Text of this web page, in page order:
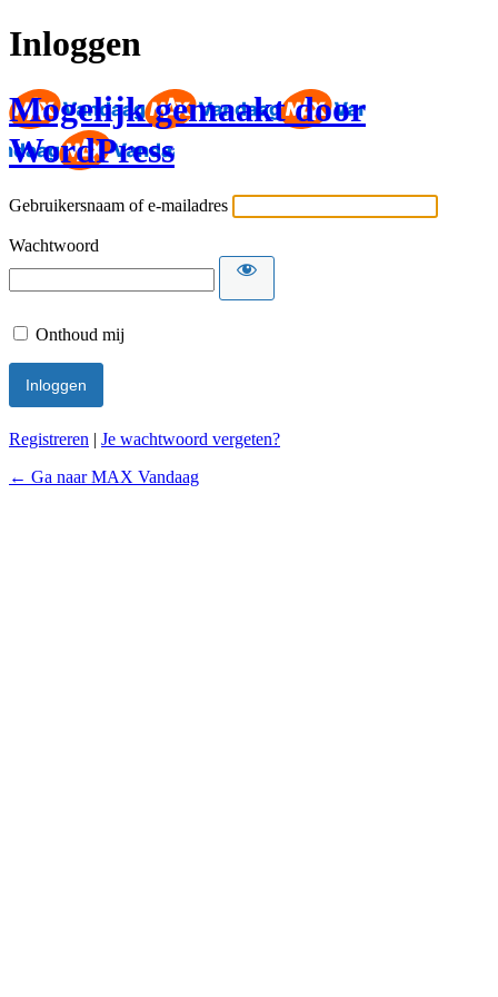
Inloggen
Mogelijk gemaakt door
WordPress
Gebruikersnaam of e-mailadres
Wachtwoord
Onthoud mij
Registreren | Je wachtwoord vergeten?
← Ga naar MAX Vandaag